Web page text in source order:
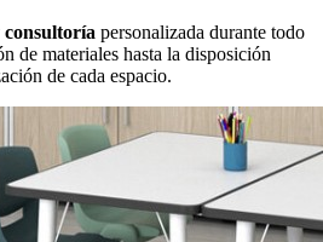
consultoría personalizada durante todo
de materiales hasta la disposición
de cada espacio.